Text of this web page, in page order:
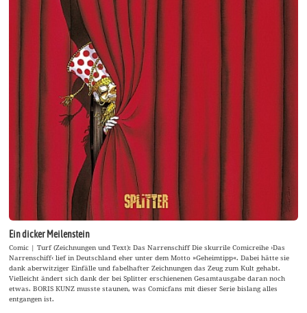
Ein dicker Meilenstein
Comic | Turf (Zeichnungen und Text): Das Narrenschiff Die skurrile Comicreihe ›Das
Narrenschiff‹ lief in Deutschland eher unter dem Motto »Geheimtipp«. Dabei hätte sie
dank aberwitziger Einfälle und fabelhafter Zeichnungen das Zeug zum Kult gehabt.
Vielleicht ändert sich dank der bei Splitter erschienenen Gesamtausgabe daran noch
etwas. BORIS KUNZ musste staunen, was Comicfans mit dieser Serie bislang alles
entgangen ist.